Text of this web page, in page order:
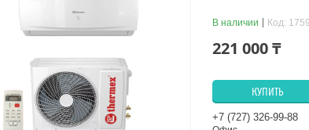
В наличии Код:
221 000 ₸
КУПИТЬ
+7 (727) 326-99-88